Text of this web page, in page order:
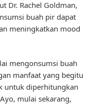
Dr. Rachel Goldman,
buah pir dapat
meningkatkan mood
mengonsumsi buah
manfaat yang begitu
untuk diperhitungkan
mulai sekarang,